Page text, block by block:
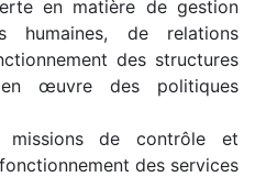
en matière de gestion
humaines, de relations
des structures
œuvre des politiques
de contrôle et
des services